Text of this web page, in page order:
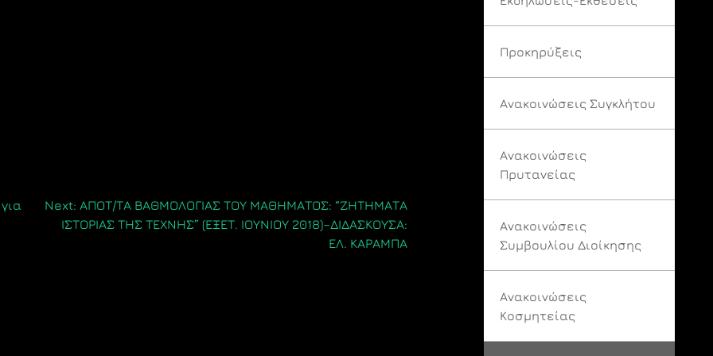
Next: ΑΠΟΤ/ΤΑ ΒΑΘΜΟΛΟΓΙΑΣ ΤΟΥ ΜΑΘΗΜΑΤΟΣ: “ΖΗΤΗΜΑΤΑ
ΙΣΤΟΡΙΑΣ ΤΗΣ ΤΕΧΝΗΣ” (ΕΞΕΤ. ΙΟΥΝΙΟΥ 2018)–ΔΙΔΑΣΚΟΥΣΑ:
ΕΛ. ΚΑΡΑΜΠΑ
Προκηρύξεις
Ανακοινώσεις Συγκλήτου
Ανακοινώσεις
Πρυτανείας
Ανακοινώσεις
Συμβουλίου Διοίκησης
Ανακοινώσεις
Κοσμητείας